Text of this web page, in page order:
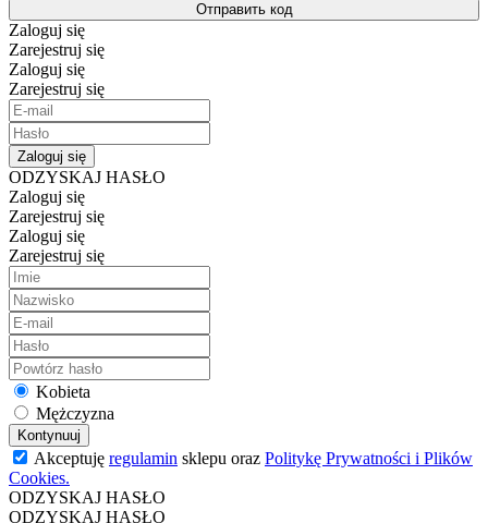
Отправить код
Zaloguj się
Zarejestruj się
Zaloguj się
Zarejestruj się
Zaloguj się
ODZYSKAJ HASŁO
Zaloguj się
Zarejestruj się
Zaloguj się
Zarejestruj się
Kobieta
Mężczyzna
Kontynuuj
Akceptuję regulamin sklepu oraz Politykę Prywatności i Plików
Cookies.
ODZYSKAJ HASŁO
ODZYSKAJ HASŁO